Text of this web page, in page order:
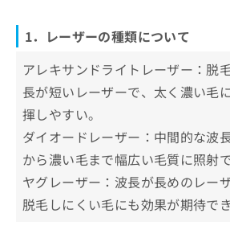
1．レーザーの種類について
アレキサンドライトレーザー：脱
長が短いレーザーで、太く濃い毛
揮しやすい。
ダイオードレーザー：中間的な波
から濃い毛まで幅広い毛質に照射で
ヤグレーザー：波長が長めのレー
脱毛しにくい毛にも効果が期待でき